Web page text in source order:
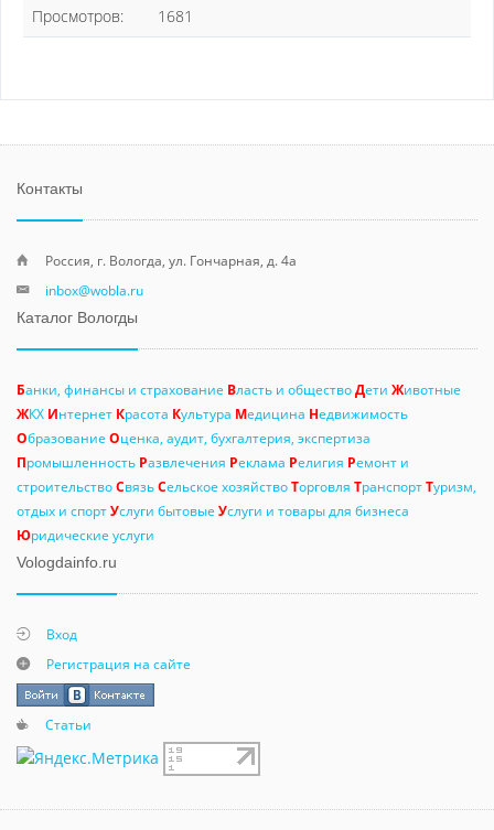
Просмотров:
1681
Контакты
Россия, г. Вологда, ул. Гончарная, д. 4а
inbox@wobla.ru
Каталог Вологды
Банки, финансы и страхование Власть и обществоДети Животные
ЖКХ Интернет Красота Культура Медицина Недвижимость
Образование Оценка, аудит, бухгалтерия, экспертиза
Промышленность Развлечения Реклама Религия Ремонт и
строительствоСвязьСельское хозяйствоТорговля ТранспортТуризм,
отдых и спортУслуги бытовые Услуги и товары для бизнеса
Юридические услуги
Vologdainfo.ru
Вход
Регистрация на сайте
Статьи